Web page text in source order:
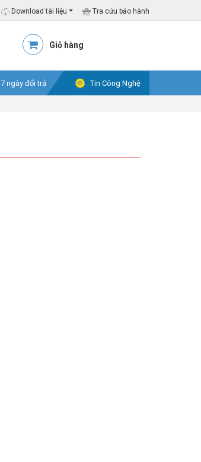
Download tài liệu Tra cứu bảo hành
Giỏ hàng
7 ngày đổi trả Tin Công Nghệ